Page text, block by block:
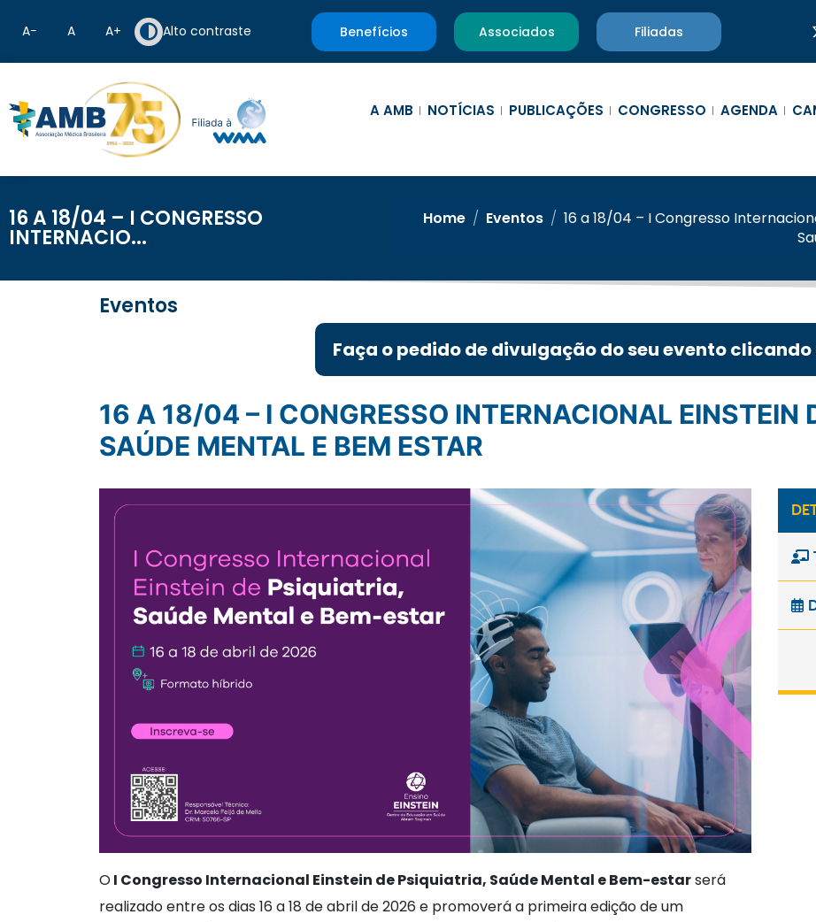
A− A A+ Alto contraste Benefícios Associados Filiadas
A AMB NOTÍCIAS PUBLICAÇÕES CONGRESSO AGENDA
16 A 18/04 – I CONGRESSO
INTERNACIO...
Home / Eventos / 16 a 18/04 – I Congresso
Eventos
Faça o pedido de divulgação do seu evento
16 A 18/04 – I CONGRESSO INTERNACIONAL EINSTEIN DE PSIQUIATRIA,
SAÚDE MENTAL E BEM ESTAR
OI Congresso Internacional Einstein de Psiquiatria, Saúde Mental e Bem-estarserá
realizado entre os dias 16 a 18 de abril de 2026 e promoverá a primeira edição de um